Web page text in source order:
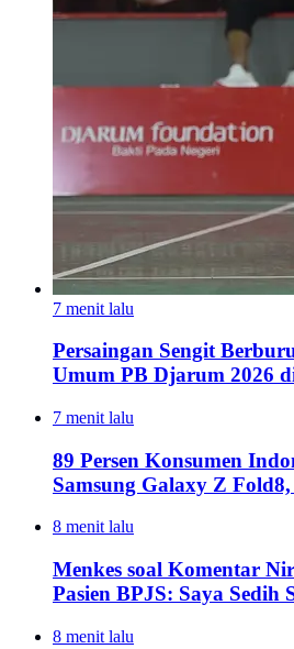
7 menit lalu
Persaingan Sengit
Umum PB Djarum 2026
7 menit lalu
89 Persen Konsumen
Samsung Galaxy Z
8 menit lalu
Menkes soal Komentar
Pasien BPJS: Saya Sedih
8 menit lalu